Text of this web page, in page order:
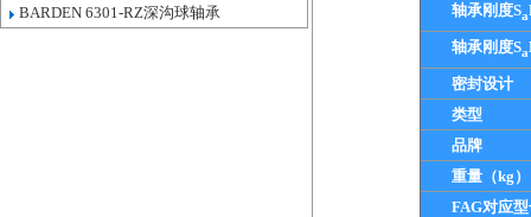
BARDEN 6301-RZ深沟球轴承
轴承刚度Sa
轴承刚度Sa
密封设计
类型
品牌
重量（kg）
FAG对应